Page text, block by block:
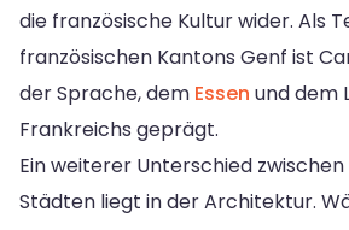
die französische Kultur wider. Als
französischen Kantons Genf ist
der Sprache, dem Essen und dem
Frankreichs geprägt.
Ein weiterer Unterschied
Städten liegt in der Architektur.